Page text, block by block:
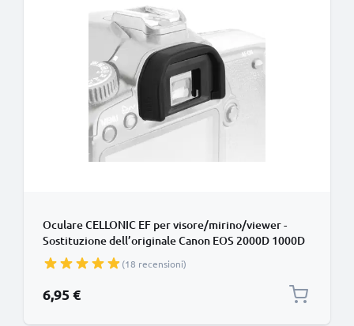
Oculare CELLONIC EF per visore/mirino/viewer -
Sostituzione dell’originale Canon EOS 2000D 1000D
300D 350D 400D 500D 550D smarrito Protezione in
Silicone gommino, ‘eye cup’
(18 recensioni)
6,95 €